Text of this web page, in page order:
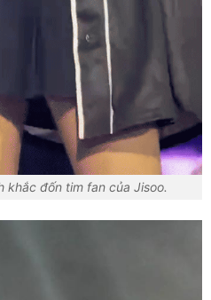
khắc đốn tim fan của Jisoo.